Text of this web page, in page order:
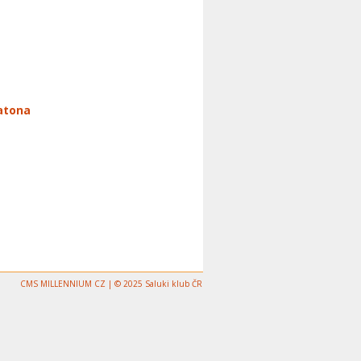
CMS MILLENNIUM CZ | © 2025 Saluki klub ČR